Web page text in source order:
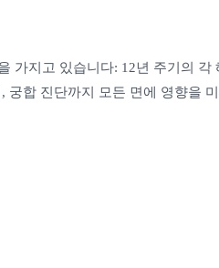
가지고 있습니다: 12년 주기의 각
합 진단까지 모든 면에 영향을